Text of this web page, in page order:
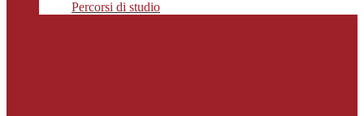
Percorsi di studio